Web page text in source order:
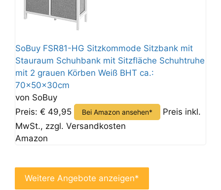
SoBuy FSR81-HG Sitzkommode Sitzbank mit
Stauraum Schuhbank mit Sitzfläche Schuhtruhe
mit 2 grauen Körben Weiß BHT ca.:
70x50x30cm
von SoBuy
Preis: € 49,95
Bei Amazon ansehen*
Preis inkl.
MwSt., zzgl. Versandkosten
Amazon
Weitere Angebote anzeigen*